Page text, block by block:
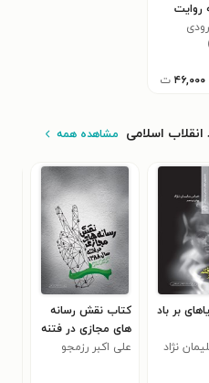
روایت
۴۶,۰۰۰ ت
اسلامی مشاهده همه
بر باد
نژاد
کتاب نقش رسانه
های مجازی در فتنه
سال ۱۳۸۸
علی اکبر رزمجو